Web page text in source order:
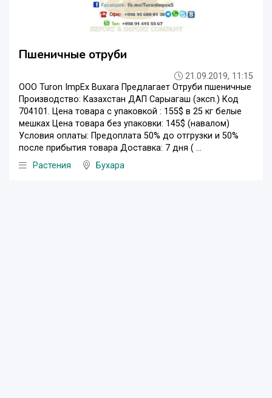
Пшеничные отруби
21.09.2019, 11:15
OOO Turon ImpEx Buxara Предлагает Отруби пшеничные
Производство: Казахстан ДАП Сарыагаш (эксп.) Код
704101. Цена товара с упаковкой : 155$ в 25 кг белые
мешках Цена товара без упаковки: 145$ (навалом)
Условия оплаты: Предоплата 50% до отгрузки и 50%
после прибытия товара Доставка: 7 дня ( ...
Растения
Бухара